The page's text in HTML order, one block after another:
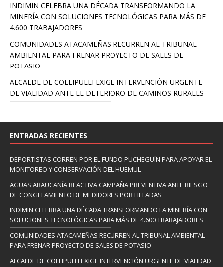
INDIMIN CELEBRA UNA DÉCADA TRANSFORMANDO LA
MINERÍA CON SOLUCIONES TECNOLÓGICAS PARA MÁS DE
4.600 TRABAJADORES
COMUNIDADES ATACAMEÑAS RECURREN AL TRIBUNAL
AMBIENTAL PARA FRENAR PROYECTO DE SALES DE
POTASIO
ALCALDE DE COLLIPULLI EXIGE INTERVENCIÓN URGENTE
DE VIALIDAD ANTE EL DETERIORO DE CAMINOS RURALES
ENTRADAS RECIENTES
DEPORTISTAS CORREN POR EL FUNDO PUCHEGÜÍN PARA APOYAR EL
MONITOREO Y CONSERVACIÓN DEL HUEMUL
AGUAS ARAUCANÍA REACTIVA CAMPAÑA PREVENTIVA ANTE RIESGO
DE CONGELAMIENTO DE MEDIDORES POR HELADAS
INDIMIN CELEBRA UNA DÉCADA TRANSFORMANDO LA MINERÍA CON
SOLUCIONES TECNOLÓGICAS PARA MÁS DE 4.600 TRABAJADORES
COMUNIDADES ATACAMEÑAS RECURREN AL TRIBUNAL AMBIENTAL
PARA FRENAR PROYECTO DE SALES DE POTASIO
ALCALDE DE COLLIPULLI EXIGE INTERVENCIÓN URGENTE DE VIALIDAD